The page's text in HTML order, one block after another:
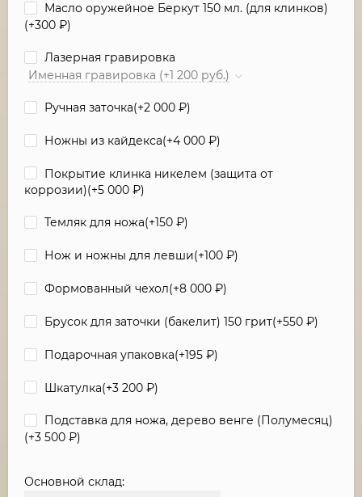
Масло оружейное Беркут 150 мл. (для клинков)
(+300 ₽)
Лазерная гравировка
Именная гравировка (+1 200 руб.)
Ручная заточка(+2 000 ₽)
Ножны из кайдекса(+4 000 ₽)
Покрытие клинка никелем (защита от
коррозии)(+5 000 ₽)
Темляк для ножа(+150 ₽)
Нож и ножны для левши(+100 ₽)
Формованный чехол(+8 000 ₽)
Брусок для заточки (бакелит) 150 грит(+550 ₽)
Подарочная упаковка(+195 ₽)
Шкатулка(+3 200 ₽)
Подставка для ножа, дерево венге (Полумесяц)
(+3 500 ₽)
Основной склад: